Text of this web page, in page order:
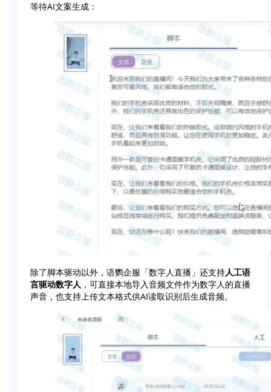
等待AI文案生成：
除了脚本驱动以外，语鹦企服「数字人直播」还支持人工语
言驱动数字人 ，可直接本地导入音频文件作为数字人的直播
声音，也支持上传文本格式供AI读取识别后生成音频。